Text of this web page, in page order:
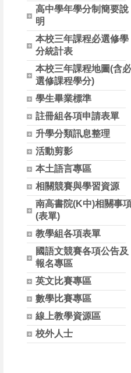
高中學年學分制簡要說
明
本校三年課程必選修學
分統計表
本校三年課程地圖(含必
選修課程學分)
學生畢業標準
註冊組各項申請表單
升學分類訊息整理
活動剪影
本土語言專區
相關競賽與學習資源
南高書院(K中)相關事
(表單)
教學組各項表單
國語文競賽各項公告及
報名專區
英文比賽專區
數學比賽專區
線上教學資源區
校外人士